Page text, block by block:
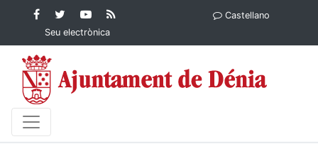
Contingut principalFacebook
Ajuntament de Dénia
Twitter
Ajuntament de
Dénia
YouTube
Ajuntament
de Dénia
Ajuntament
Seu electrònica
Castellano